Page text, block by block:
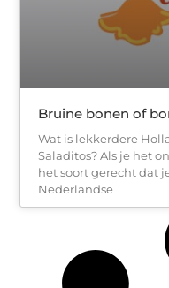
Bruine bonen of
Wat is lekkerdere
Saladitos? Als je het
het soort gerecht dat
Nederlandse